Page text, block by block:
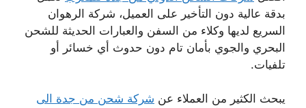
بدقة عالية دون التأخير على العميل، شركة الرهوان
السريع لديها وكلاء من السفن والعبارات الحديثة للشحن
البحري والجوي بأمان تام دون حدوث أي خسائر أو
تلفيات.
يبحث الكثير من العملاء عن شركة شحن من جدة الى